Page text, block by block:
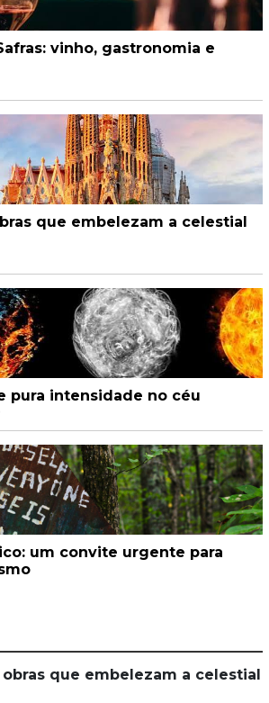
vinho, gastronomia e
que embelezam a celestial
pura intensidade no céu
um convite urgente para
obras que embelezam a celestial